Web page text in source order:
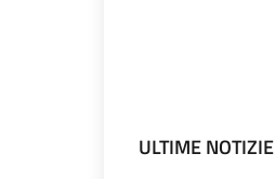
ULTIME NOTIZIE